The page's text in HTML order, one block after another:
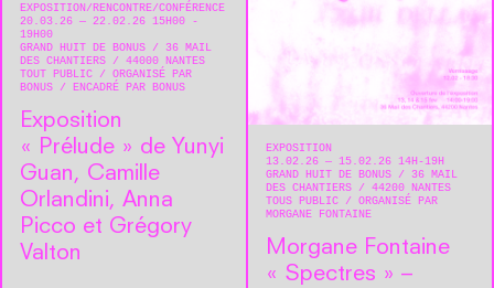
EXPOSITION
RENCONTRE/CONFÉRENCE
20.03.26 — 22.02.26 15H00 -
19H00
GRAND HUIT DE BONUS
36 MAIL
DES CHANTIERS
44000 NANTES
TOUT PUBLIC
ORGANISÉ PAR
BONUS
ENCADRÉ PAR BONUS
Exposition
« Prélude » de Yunyi
Guan, Camille
Orlandini, Anna
Picco et Grégory
Valton
EXPOSITION
13.02.26 — 15.02.26 14H-19H
GRAND HUIT DE BONUS
36 MAIL
DES CHANTIERS
44200 NANTES
TOUS PUBLIC
ORGANISÉ PAR
MORGANE FONTAINE
Morgane Fontaine
« Spectres » –